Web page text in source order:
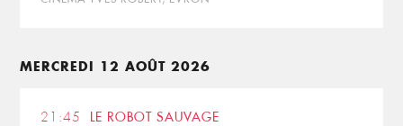
MERCREDI 12 AOÛT 2026
21:45 LE ROBOT SAUVAGE